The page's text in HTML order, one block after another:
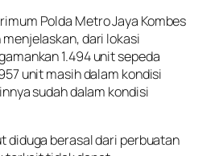
Polda Metro Jaya Kombes
dari lokasi
1.494 unit sepeda
unit masih dalam kondisi
sudah dalam kondisi
diduga berasal dari perbuatan